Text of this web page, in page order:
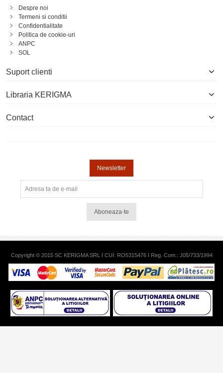
Despre noi
Termeni si conditii
Confidentialitate
Politica de cookie-uri
ANPC
SOL
Suport clienti
Libraria KERIGMA
Contact
Newsletter
Aboneaza-te
Copyright © 2015 SC KERIGMA SRL I CUI: RO5315476 I Reg. Com.: J05/733/1994